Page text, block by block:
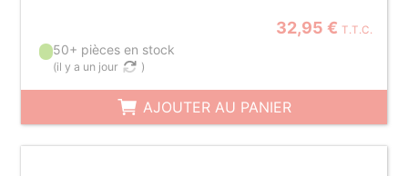
32,95 € T.T.C.
50+ pièces en stock
(il y a un jour )
AJOUTER AU PANIER